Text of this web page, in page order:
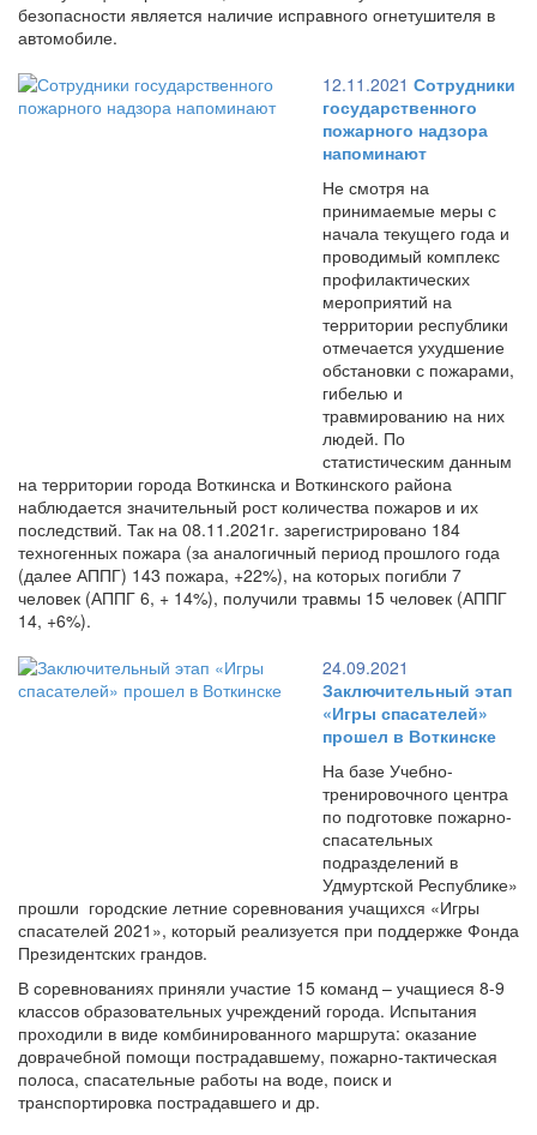
безопасности является наличие исправного огнетушителя в
автомобиле.
12.11.2021 Сотрудники
государственного
пожарного надзора
напоминают
Не смотря на
принимаемые меры с
начала текущего года и
проводимый комплекс
профилактических
мероприятий на
территории республики
отмечается ухудшение
обстановки с пожарами,
гибелью и
травмированию на них
людей. По
статистическим данным
на территории города Воткинска и Воткинского района
наблюдается значительный рост количества пожаров и их
последствий. Так на 08.11.2021г. зарегистрировано 184
техногенных пожара (за аналогичный период прошлого года
(далее АППГ) 143 пожара, +22%), на которых погибли 7
человек (АППГ 6, + 14%), получили травмы 15 человек (АППГ
14, +6%).
24.09.2021
Заключительный этап
«Игры спасателей»
прошел в Воткинске
На базе Учебно-
тренировочного центра
по подготовке пожарно-
спасательных
подразделений в
Удмуртской Республике»
прошли городские летние соревнования учащихся «Игры
спасателей 2021», который реализуется при поддержке Фонда
Президентских грандов.
В соревнованиях приняли участие 15 команд – учащиеся 8-9
классов образовательных учреждений города. Испытания
проходили в виде комбинированного маршрута: оказание
доврачебной помощи пострадавшему, пожарно-тактическая
полоса, спасательные работы на воде, поиск и
транспортировка пострадавшего и др.